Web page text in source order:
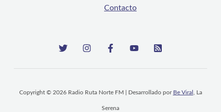
Contacto
Copyright © 2026 Radio Ruta Norte FM | Desarrollado por Be Viral , La
Serena